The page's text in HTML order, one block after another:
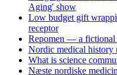
Aging' show
Low budget gift
receptor
Repomen — a fictional
Nordic medical history
What is science
Næste nordiske